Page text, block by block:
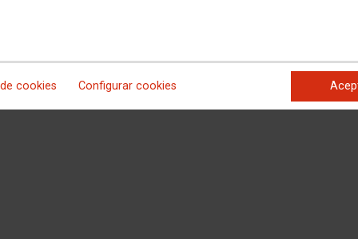
cookies Configurar cookies